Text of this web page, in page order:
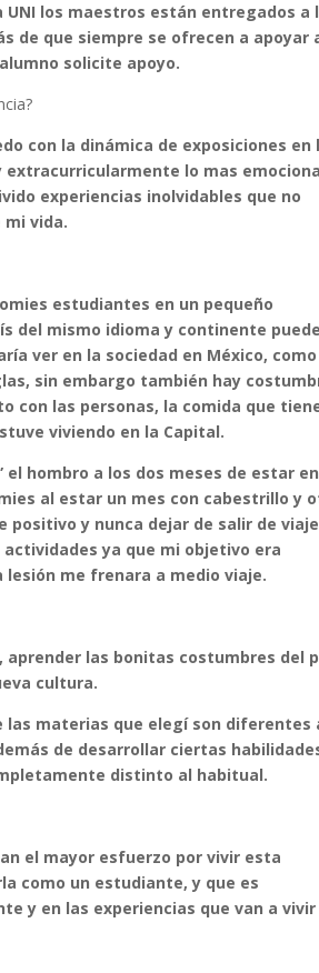
los maestros están entregados a
de que siempre se ofrecen a apoyar
solicite apoyo.
con la dinámica de exposiciones en
extracurricularmente lo mas
experiencias inolvidables que no
mi vida.
estudiantes en un pequeño
del mismo idioma y continente
ver en la sociedad en México, como
sin embargo también hay
con las personas, la comida que
viviendo en la Capital.
hombro a los dos meses de estar en
al estar un mes con cabestrillo y
y nunca dejar de salir de
ya que mi objetivo era
lesión me frenara a medio viaje.
las bonitas costumbres del
cultura.
materias que elegí son diferentes
de desarrollar ciertas
distinto al habitual.
el mayor esfuerzo por vivir esta
como un estudiante, y que es
y en las experiencias que van a vivir